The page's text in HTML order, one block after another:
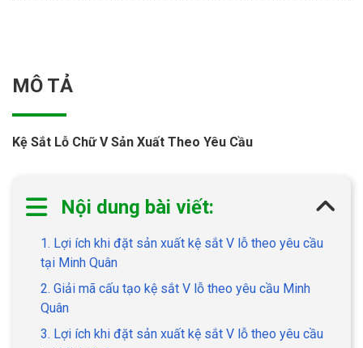
MÔ TẢ
Kệ Sắt Lỗ Chữ V Sản Xuất Theo Yêu Cầu
Nội dung bài viết:
1. Lợi ích khi đặt sản xuất kệ sắt V lỗ theo yêu cầu
tại Minh Quân
2. Giải mã cấu tạo kệ sắt V lỗ theo yêu cầu Minh
Quân
3. Lợi ích khi đặt sản xuất kệ sắt V lỗ theo yêu cầu